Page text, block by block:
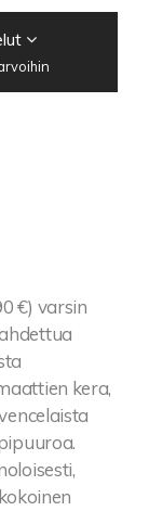
€) varsin
kera,